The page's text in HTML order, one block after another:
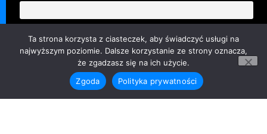
Przechodząc dalej, akceptujesz politykę prywatności
Ta strona korzysta z ciasteczek, aby świadczyć usługi na
najwyższym poziomie. Dalsze korzystanie ze strony oznacza,
że zgadzasz się na ich użycie.
Zgoda
Polityka prywatności